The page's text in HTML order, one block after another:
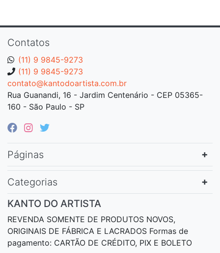
Contatos
(11) 9 9845-9273
(11) 9 9845-9273
contato@kantodoartista.com.br
Rua Guanandi, 16 - Jardim Centenário - CEP 05365-
160 - São Paulo - SP
Páginas
Categorias
KANTO DO ARTISTA
REVENDA SOMENTE DE PRODUTOS NOVOS,
ORIGINAIS DE FÁBRICA E LACRADOS Formas de
pagamento: CARTÃO DE CRÉDITO, PIX E BOLETO